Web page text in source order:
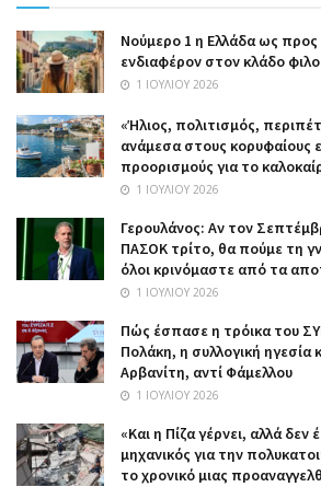
Nούμερο 1 η Ελλάδα ως
ενδιαφέρον στον κλάδο
1 ΙΟΥΛΊΟΥ 2026
«Ήλιος, πολιτισμός,
ανάμεσα στους κορυφαίους
προορισμούς για το
1 ΙΟΥΛΊΟΥ 2026
Γερουλάνος: Αν τον
ΠΑΣΟΚ τρίτο, θα πούμε τη
όλοι κρινόμαστε από τα
1 ΙΟΥΛΊΟΥ 2026
Πώς έσπασε η τρόικα του
Πολάκη, η συλλογική ηγεσία
Αρβανίτη, αντί Φάμελλου
1 ΙΟΥΛΊΟΥ 2026
«Και η Πίζα γέρνει, αλλά δεν
μηχανικός για την
το χρονικό μιας